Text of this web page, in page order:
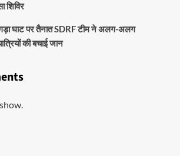
शिविर
घाट पर तैनात SDRF टीम ने अलग-अलग
की बचाई जान